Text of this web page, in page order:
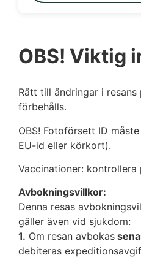
OBS! Viktig
Rätt till ändringar i
förbehålls.
OBS! Fotoförsett ID
EU-id eller körkort).
Vaccinationer: kontrollera
Avbokningsvillkor:
Denna resas
gäller även vid sjukdom:
1. Om resan avbokas
debiteras